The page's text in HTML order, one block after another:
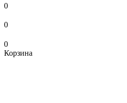
0
0
0
Корзина